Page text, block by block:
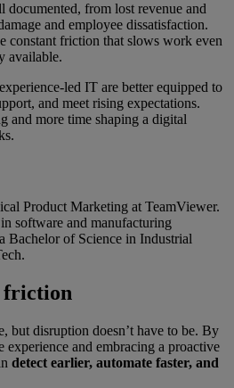
from lost revenue and
and employee dissatisfaction.
constant friction that slows work even
available.
led IT are better equipped to
and meet rising expectations.
and more time shaping a digital
Product Marketing at TeamViewer.
software and manufacturing
Bachelor of Science in Industrial
friction
but disruption doesn’t have to be. By
and embracing a proactive
detect earlier, automate faster, and